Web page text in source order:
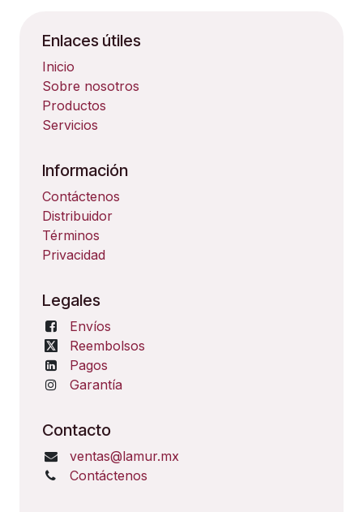
Enlaces útiles
Inicio
Sobre nosotros
Productos
Servicios
Información
Contáctenos
Distribuidor
Términos
Privacidad
Legales
Envíos
Reembolsos
Pagos
Garantía
Contacto
ventas@lamur.mx
Contáctenos